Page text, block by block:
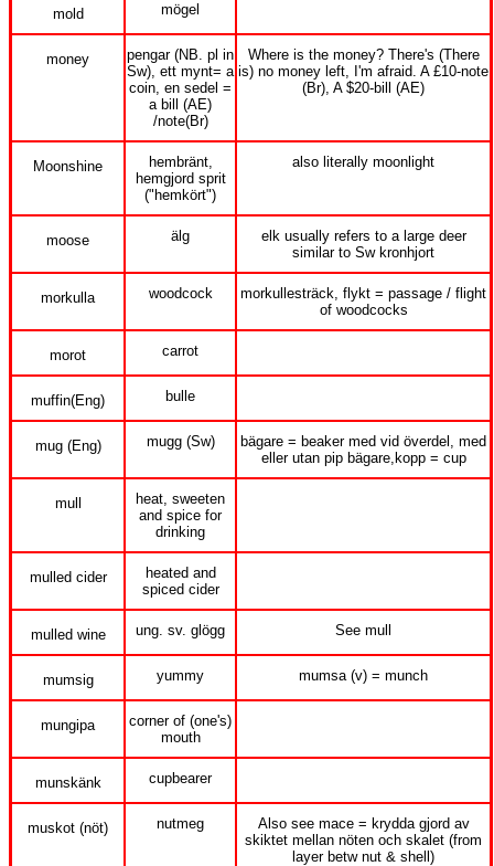
mold mögel
money
pengar (NB. pl in
Sw), ett mynt= a
coin, en sedel =
a bill (AE)
/note(Br)
Where is the money? There's (There
is) no money left, I'm afraid. A £10-note
(Br), A $20-bill (AE)
Moonshine
hembränt,
hemgjord sprit
("hemkört")
also literally moonlight
moose älg
elk usually refers to a large deer
similar to Sw kronhjort
morkulla woodcock
morkullesträck, flykt = passage / flight
of woodcocks
morot carrot
muffin(Eng) bulle
mug (Eng) mugg (Sw)
bägare = beaker med vid överdel, med
eller utan pip bägare,kopp = cup
mull
heat, sweeten
and spice for
drinking
mulled cider
heated and
spiced cider
mulled wine ung. sv. glögg See mull
mumsig yummy mumsa (v) = munch
mungipa
corner of (one's)
mouth
munskänk cupbearer
muskot (nöt) nutmeg
Also see mace = krydda gjord av
skiktet mellan nöten och skalet (from
layer betw nut & shell)